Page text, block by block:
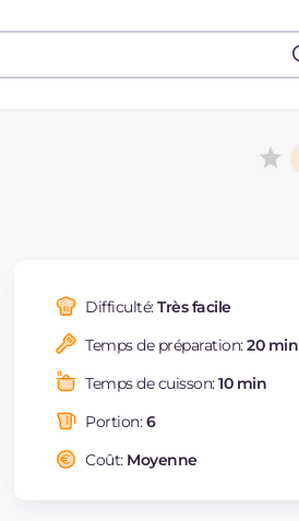
Difficulté:Très facile
Temps de préparation:20 min
Temps de cuisson:10 min
Portion:6
Coût: Moyenne